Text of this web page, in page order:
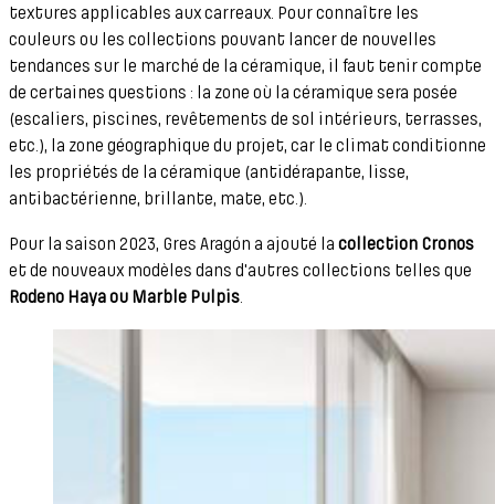
textures applicables aux carreaux. Pour connaître les
couleurs ou les collections pouvant lancer de nouvelles
tendances sur le marché de la céramique, il faut tenir compte
de certaines questions : la zone où la céramique sera posée
(escaliers, piscines, revêtements de sol intérieurs, terrasses,
etc.), la zone géographique du projet, car le climat conditionne
les propriétés de la céramique (antidérapante, lisse,
antibactérienne, brillante, mate, etc.).
Pour la saison 2023, Gres Aragón a ajouté la collection Cronos
et de nouveaux modèles dans d'autres collections telles que
Rodeno Haya ou Marble Pulpis.